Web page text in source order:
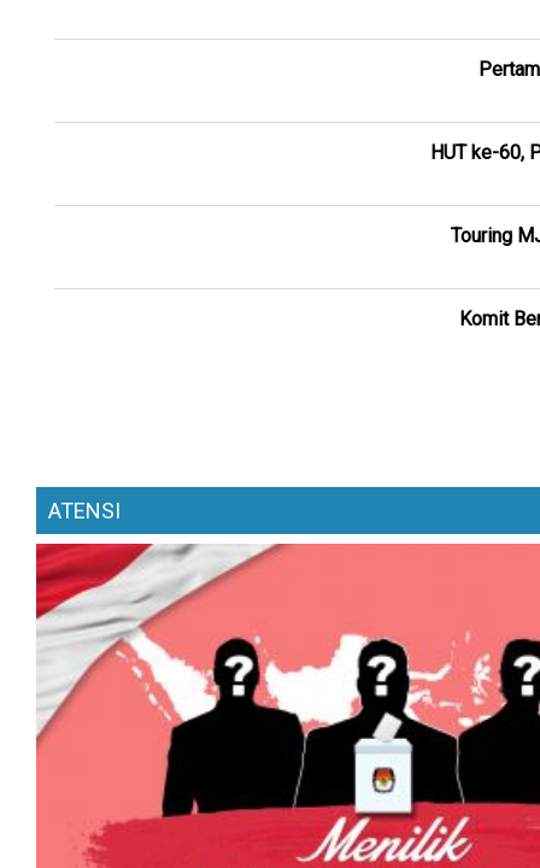
HUT ke-60,
Touring
Komit
ATENSI